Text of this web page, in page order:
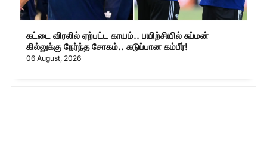
கட்டை விரலில் ஏற்பட்ட காயம்.. பயிற்சியில் சுப்மன்
கில்லுக்கு நேர்ந்த சோகம்.. கடுப்பான கம்பீர்!
06 August, 2026